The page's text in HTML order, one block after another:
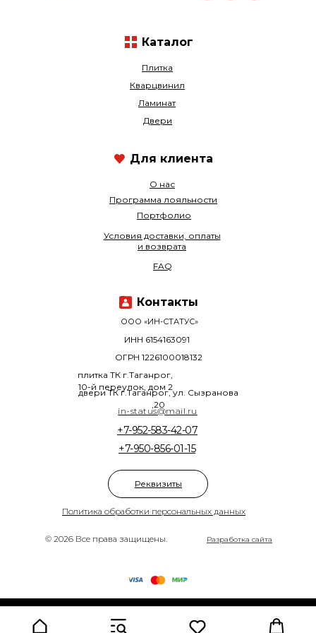
© 2026 Все права защищены.
Политика обработки персональных данных
Плитка
Кварцвинил
+7-950-856-01-15
+7-952-583-42-07
О нас
Ламинат
Программа лояльности
Двери
Портфолио
ООО «ИН-СТАТУС»
плитка ТК г.Таганрог,
10-й переулок, дом 2
двери ТК г.Таганрог, ул. Сызранова
,20
ОГРН 1226100018132
ИНН 6154163091
Разработка сайта
Условия доставки, оплаты
и возврата
FAQ
Каталог
in-status@mail.ru
Контакты
Для клиента
Реквизиты
Made on Tilda